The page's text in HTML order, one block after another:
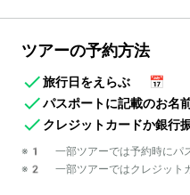
ツアーの予約方法
旅行日をえらぶ
📅
パスポートに記載のお名
クレジットカードか銀行
※1 一部ツアーでは予約時にパス
※2 一部ツアーではクレジットカ